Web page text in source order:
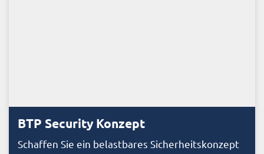
BTP Security Konzept
Schaffen Sie ein belastbares Sicherheitskonzept